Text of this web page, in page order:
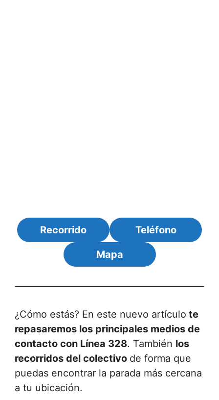
Recorrido Teléfono
Mapa
¿Cómo estás? En este nuevo artículo te
repasaremos los principales medios de
contacto con Línea 328. También los
recorridos del colectivo de forma que
puedas encontrar la parada más cercana
a tu ubicación.